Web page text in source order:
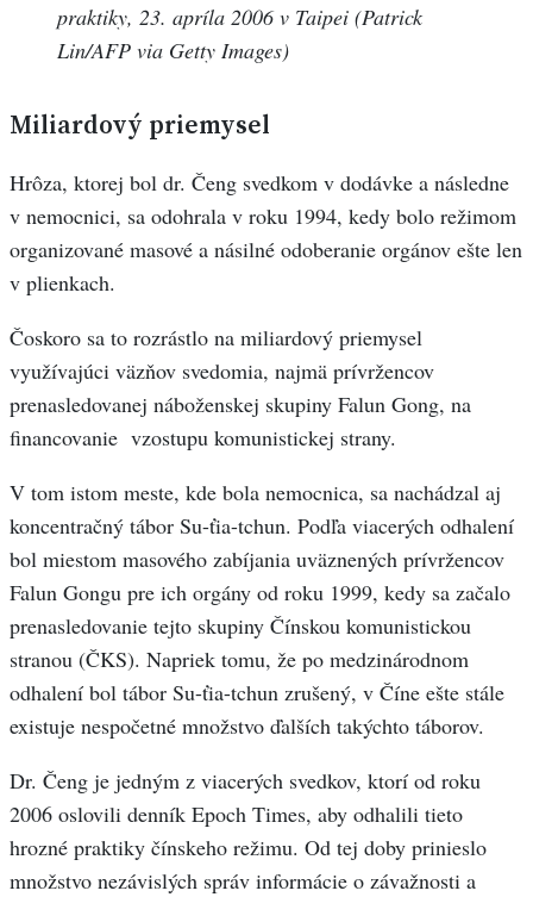
praktiky, 23. apríla 2006 v Taipei (Patrick
Lin/AFP via Getty Images)
Miliardový priemysel
Hrôza, ktorej bol dr. Čeng svedkom v dodávke a následne
v nemocnici, sa odohrala v roku 1994, kedy bolo režimom
organizované masové a násilné odoberanie orgánov ešte len
v plienkach.
Čoskoro sa to rozrástlo na miliardový priemysel
využívajúci väzňov svedomia, najmä prívržencov
prenasledovanej náboženskej skupiny Falun Gong, na
financovanie vzostupu komunistickej strany.
V tom istom meste, kde bola nemocnica, sa nachádzal aj
koncentračný tábor Su-ťia-tchun. Podľa viacerých odhalení
bol miestom masového zabíjania uväznených prívržencov
Falun Gongu pre ich orgány od roku 1999, kedy sa začalo
prenasledovanie tejto skupiny Čínskou komunistickou
stranou (ČKS). Napriek tomu, že po medzinárodnom
odhalení bol tábor Su-ťia-tchun zrušený, v Číne ešte stále
existuje nespočetné množstvo ďalších takýchto táborov.
Dr. Čeng je jedným z viacerých svedkov, ktorí od roku
2006 oslovili denník Epoch Times, aby odhalili tieto
hrozné praktiky čínskeho režimu. Od tej doby prinieslo
množstvo nezávislých správ informácie o závažnosti a